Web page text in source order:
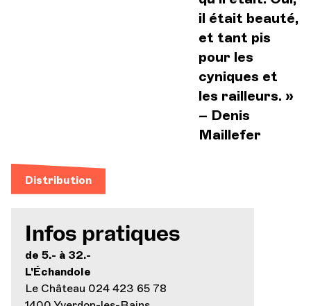
il était beauté,
et tant pis
pour les
cyniques et
les railleurs. »
– Denis
Maillefer
Distribution
Infos pratiques
de 5.- à 32.-
L'Échandole
Le Château 024 423 65 78